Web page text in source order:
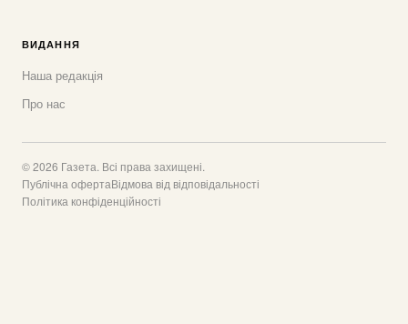
ВИДАННЯ
Наша редакція
Про нас
© 2026 Газета. Всі права захищені.
Публічна офертаВідмова від відповідальності
Політика конфіденційності